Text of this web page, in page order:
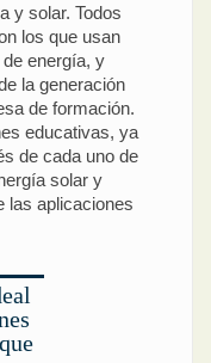
y solar. Todos
los que usan
energía, y
la generación
de formación.
educativas, ya
de cada uno de
solar y
las aplicaciones